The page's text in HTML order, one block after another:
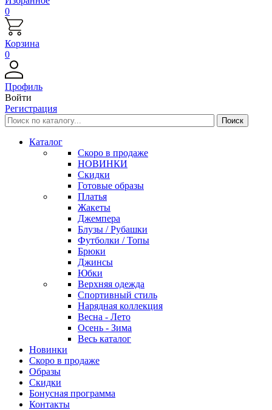
0
Корзина
0
Профиль
Войти
Регистрация
Каталог
Скоро в продаже
НОВИНКИ
Скидки
Готовые образы
Платья
Жакеты
Джемпера
Блузы / Рубашки
Футболки / Топы
Брюки
Джинсы
Юбки
Верхняя одежда
Спортивный стиль
Нарядная коллекция
Весна - Лето
Осень - Зима
Весь каталог
Новинки
Скоро в продаже
Образы
Скидки
Бонусная программа
Контакты